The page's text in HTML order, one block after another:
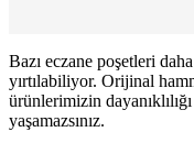
Bazı eczane poşetleri
yırtılabiliyor. Orijinal
ürünlerimizin
yaşamazsınız.